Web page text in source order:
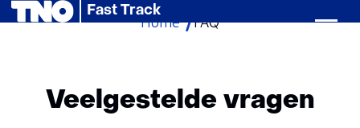
Ga
inhoud
Fast Track
Home
FAQ
Veelgestelde vragen